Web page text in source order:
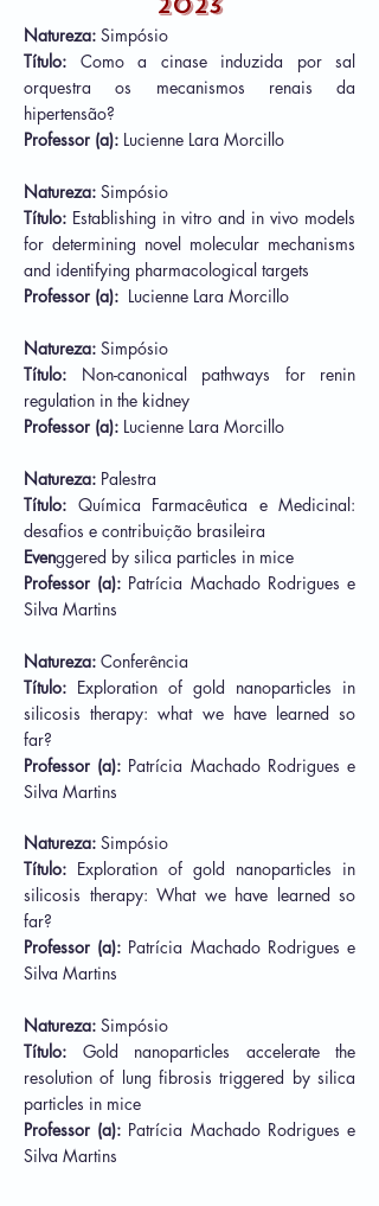
Natureza: Simpósio
Título: Como a cinase induzida por sal
orquestra os mecanismos renais da
hipertensão?
Professor (a): Lucienne Lara Morcillo
Natureza: Simpósio
Título: Establishing in vitro and in vivo models
for determining novel molecular mechanisms
and identifying pharmacological targets
Professor (a): Lucienne Lara Morcillo
Natureza: Simpósio
Título: Non-canonical pathways for renin
regulation in the kidney
Professor (a): Lucienne Lara Morcillo
Natureza: Palestra
Título: Química Farmacêutica e Medicinal:
desafios e contribuição brasileira
Evenggered by silica particles in mice
Professor (a): Patrícia Machado Rodrigues e
Silva Martins
Natureza: Conferência
Título: Exploration of gold nanoparticles in
silicosis therapy: what we have learned so
far?
Professor (a): Patrícia Machado Rodrigues e
Silva Martins
Natureza: Simpósio
Título: Exploration of gold nanoparticles in
silicosis therapy: What we have learned so
far?
Professor (a): Patrícia Machado Rodrigues e
Silva Martins
Natureza: Simpósio
Título: Gold nanoparticles accelerate the
resolution of lung fibrosis triggered by silica
particles in mice
Professor (a): Patrícia Machado Rodrigues e
Silva Martins